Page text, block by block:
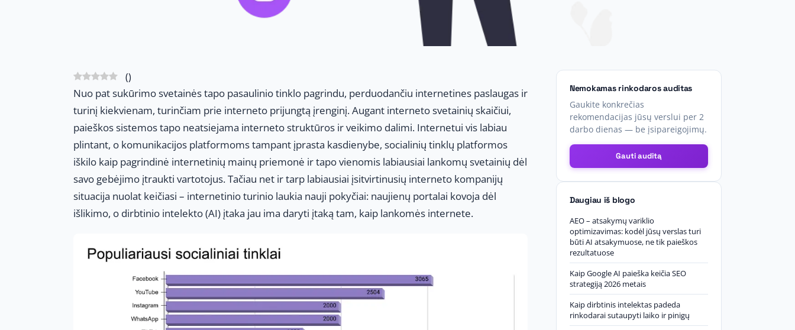
()
Nuo pat sukūrimo svetainės tapo pasaulinio tinklo pagrindu, perduodančiu internetines paslaugas ir
turinį kiekvienam, turinčiam prie interneto prijungtą įrenginį. Augant interneto svetainių skaičiui,
paieškos sistemos tapo neatsiejama interneto struktūros ir veikimo dalimi. Internetui vis labiau
plintant, o komunikacijos platformoms tampant įprasta kasdienybe, socialinių tinklų platformos
iškilo kaip pagrindinė internetinių mainų priemonė ir tapo vienomis labiausiai lankomų svetainių dėl
savo gebėjimo įtraukti vartotojus. Tačiau net ir tarp labiausiai įsitvirtinusių interneto kompanijų
situacija nuolat keičiasi – internetinio turinio laukia nauji pokyčiai: naujienų portalai kovoja dėl
išlikimo, o dirbtinio intelekto (AI) įtaka jau ima daryti įtaką tam, kaip lankomės internete.
Nemokamas rinkodaros auditas
Gaukite konkrečias
rekomendacijas jūsų verslui per 2
darbo dienas — be įsipareigojimų.
Gauti auditą
Daugiau iš blogo
AEO – atsakymų variklio
optimizavimas: kodėl jūsų verslas turi
būti AI atsakymuose, ne tik paieškos
rezultatuose
Kaip Google AI paieška keičia SEO
strategiją 2026 metais
Kaip dirbtinis intelektas padeda
rinkodarai sutaupyti laiko ir pinigų